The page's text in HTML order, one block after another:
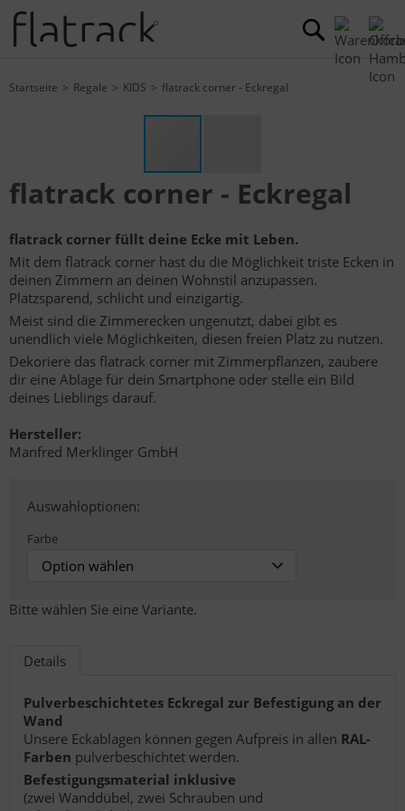
Startseite Regale KIDS flatrack corner - Eckregal
flatrack corner - Eckregal
flatrack corner füllt deine Ecke mit Leben.
Mit dem flatrack corner hast du die Möglichkeit triste Ecken in
deinen Zimmern an deinen Wohnstil anzupassen.
Platzsparend, schlicht und einzigartig.
Meist sind die Zimmerecken ungenutzt, dabei gibt es
unendlich viele Möglichkeiten, diesen freien Platz zu nutzen.
Dekoriere das flatrack corner mit Zimmerpflanzen, zaubere
dir eine Ablage für dein Smartphone oder stelle ein Bild
deines Lieblings darauf.
Hersteller:
Manfred Merklinger GmbH
Auswahloptionen:
Farbe
Bitte wählen Sie eine Variante.
Details
Pulverbeschichtetes Eckregal zur Befestigung an der
Wand
Unsere Eckablagen können gegen Aufpreis in allen RAL-
Farben pulverbeschichtet werden.
Befestigungsmaterial inklusive
(zwei Wanddübel, zwei Schrauben und